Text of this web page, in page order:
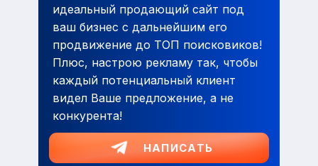
идеальный продающий сайт под
ваш бизнес с дальнейшим его
продвижение до ТОП поисковиков!
Плюс, настрою рекламу так, чтобы
каждый потенциальный клиент
видел Ваше предложение, а не
конкурента!
НАПИСАТЬ